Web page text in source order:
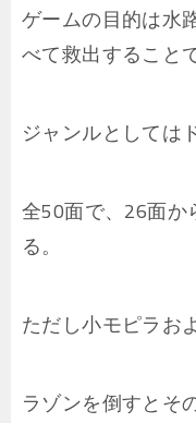
ゲームの目的は水
べて救出すること
ジャンルとしては
全50面で、26面
る。
ただし小モピラお
ラゾンを倒すとそ